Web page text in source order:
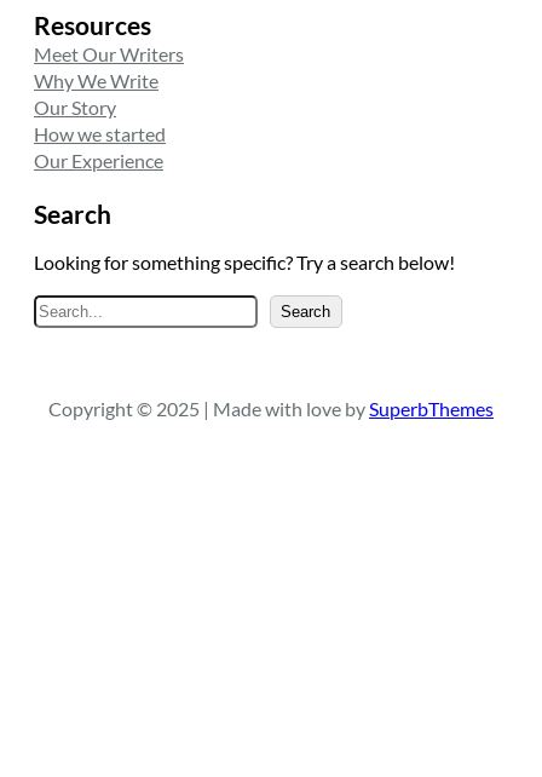
Resources
Meet Our Writers
Why We Write
Our Story
How we started
Our Experience
Search
Looking for something specific? Try a search below!
A
r
Search
Copyright © 2025 | Made with love bySuperbThemes